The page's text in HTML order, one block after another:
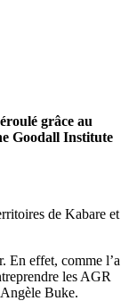
grâce au
Goodall Institute
de Kabare et
En effet, comme l’a
les AGR
Buke.